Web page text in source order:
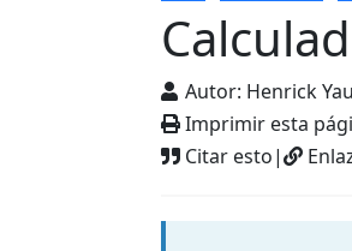
Autor: Henrick Yau
Imprimir esta
Citar esto|